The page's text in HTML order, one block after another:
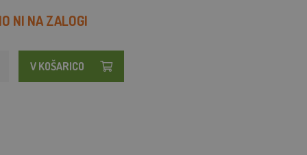
NI NA ZALOGI
V KOŠARICO